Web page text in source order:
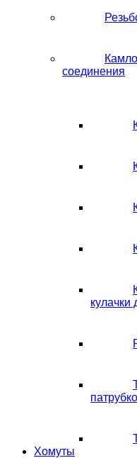
соединения
кулачки
Хомуты